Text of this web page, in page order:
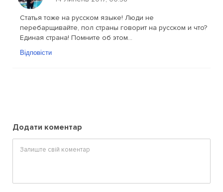
Статья тоже на русском языке! Люди не
перебарщивайте, пол страны говорит на русском и что?
Единая страна! Помните об этом...
Відповісти
Додати коментар